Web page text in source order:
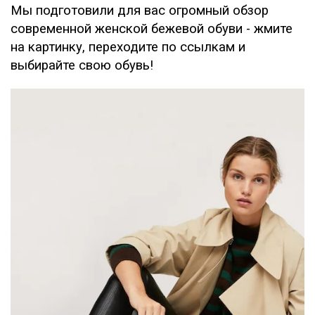
Мы подготовили для вас огромный обзор
современной женской бежевой обуви - жмите
на картинку, переходите по ссылкам и
выбирайте свою обувь!